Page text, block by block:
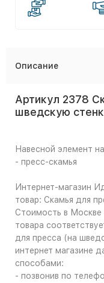
Описание
Артикул 2378
шведскую
Навесной элемент
- пресс-скамья
Интернет-магазин
товар: Скамья для
Стоимость в Москве
товара
для пресса (на
интернет магазине
способами:
- позвонив по